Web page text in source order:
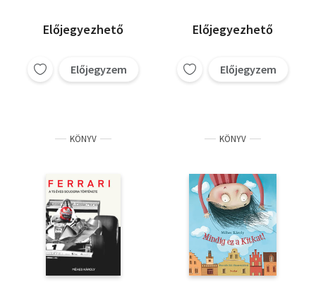
Előjegyezhető
Előjegyzem
Előjegyezhető
Előjegyzem
KÖNYV KÖNYV